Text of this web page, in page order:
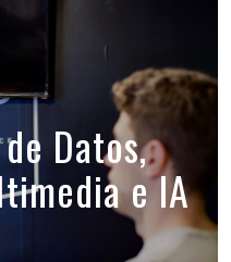
Datos,
e IA